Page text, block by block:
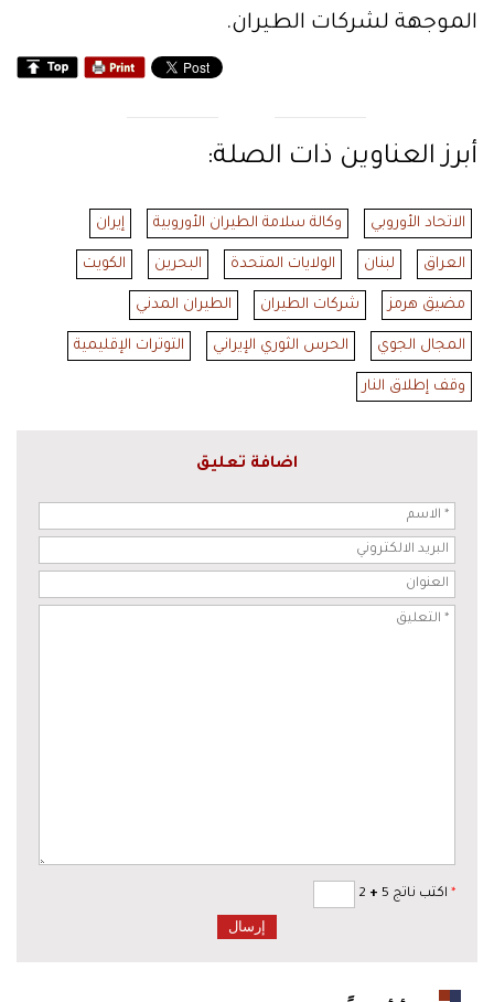
الموجهة لشركات الطيران.
أبرز العناوين ذات الصلة:
الاتحاد الأوروبي وكالة سلامة الطيران الأوروبية إيران
العراق لبنان الولايات المتحدة البحرين الكويت
مضيق هرمز شركات الطيران الطيران المدني
المجال الجوي الحرس الثوري الإيراني التوترات الإقليمية
وقف إطلاق النار
اضافة تعليق
* اكتب ناتج 5 +